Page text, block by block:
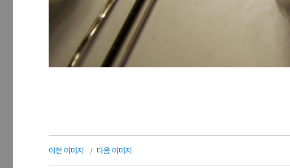
이전 이미지 다음 이미지